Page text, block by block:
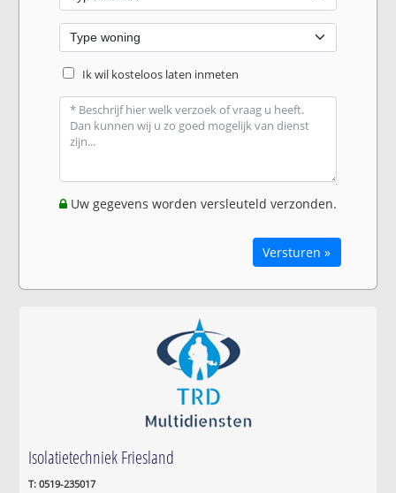
Ik wil kosteloos laten inmeten
Uw gegevens worden versleuteld verzonden.
Versturen »
Isolatietechniek Friesland
T: 0519-235017